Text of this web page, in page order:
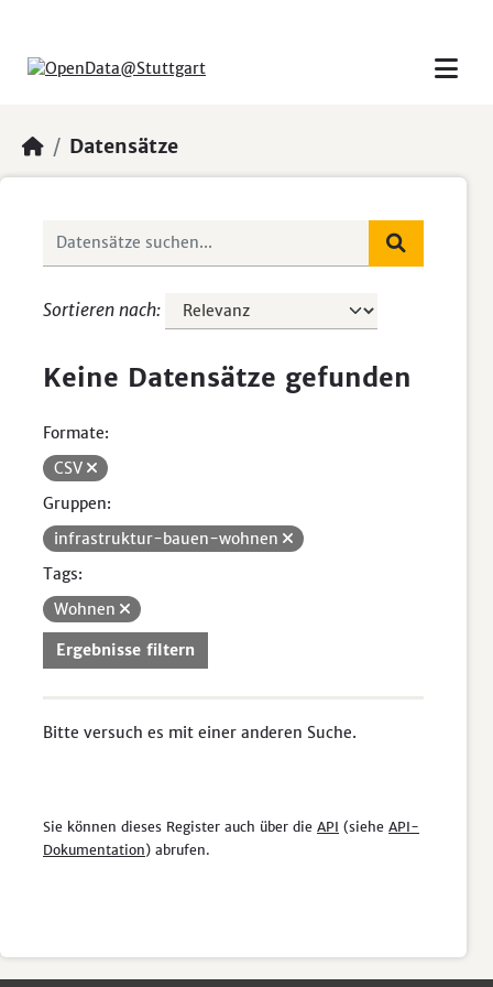
Datensätze
Sortieren nach
Keine Datensätze gefunden
Formate:
CSV
Gruppen:
infrastruktur-bauen-wohnen
Tags:
Wohnen
Ergebnisse filtern
Bitte versuch es mit einer anderen Suche.
Sie können dieses Register auch über die API (siehe API-
Dokumentation) abrufen.